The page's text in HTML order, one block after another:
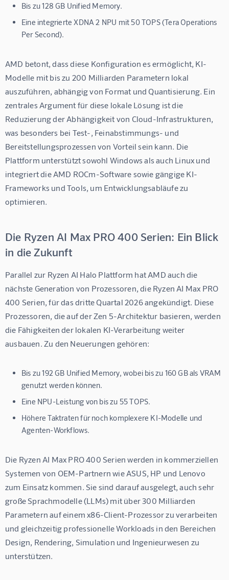
Bis zu 128 GB Unified Memory.
Eine integrierte XDNA 2 NPU mit 50 TOPS (Tera Operations
Per Second).
AMD betont, dass diese Konfiguration es ermöglicht, KI-
Modelle mit bis zu 200 Milliarden Parametern lokal
auszuführen, abhängig von Format und Quantisierung. Ein
zentrales Argument für diese lokale Lösung ist die
Reduzierung der Abhängigkeit von Cloud-Infrastrukturen,
was besonders bei Test-, Feinabstimmungs- und
Bereitstellungsprozessen von Vorteil sein kann. Die
Plattform unterstützt sowohl Windows als auch Linux und
integriert die AMD ROCm-Software sowie gängige KI-
Frameworks und Tools, um Entwicklungsabläufe zu
optimieren.
Die Ryzen AI Max PRO 400 Serien: Ein Blick
in die Zukunft
Parallel zur Ryzen AI Halo Plattform hat AMD auch die
nächste Generation von Prozessoren, die Ryzen AI Max PRO
400 Serien , für das dritte Quartal 2026 angekündigt. Diese
Prozessoren, die auf der Zen 5-Architektur basieren, werden
die Fähigkeiten der lokalen KI-Verarbeitung weiter
ausbauen. Zu den Neuerungen gehören:
Bis zu 192 GB Unified Memory, wobei bis zu 160 GB als VRAM
genutzt werden können.
Eine NPU-Leistung von bis zu 55 TOPS.
Höhere Taktraten für noch komplexere KI-Modelle und
Agenten-Workflows.
Die Ryzen AI Max PRO 400 Serien werden in kommerziellen
Systemen von OEM-Partnern wie ASUS, HP und Lenovo
zum Einsatz kommen. Sie sind darauf ausgelegt, auch sehr
große Sprachmodelle (LLMs) mit über 300 Milliarden
Parametern auf einem x86-Client-Prozessor zu verarbeiten
und gleichzeitig professionelle Workloads in den Bereichen
Design, Rendering, Simulation und Ingenieurwesen zu
unterstützen.